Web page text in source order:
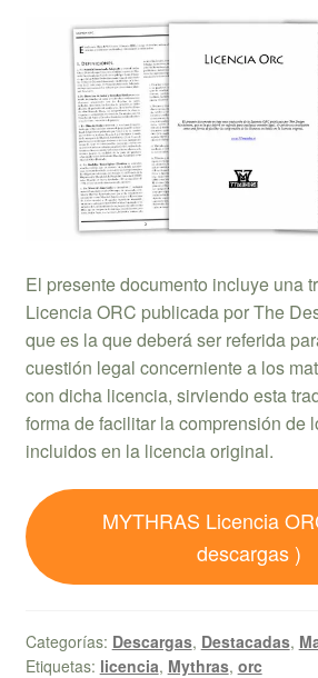
El presente documento incluye una
Licencia ORC publicada por The
que es la que deberá ser referida
cuestión legal concerniente a los
con dicha licencia, sirviendo esta
forma de facilitar la comprensión de
incluidos en la licencia original.
MYTHRAS Licencia
descargas )
Categorías: Descargas, Destacadas,
Etiquetas: licencia, Mythras, orc